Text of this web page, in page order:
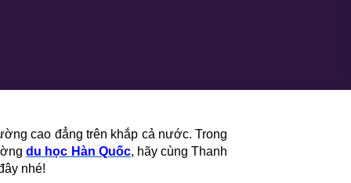
cao đẳng trên khắp cả nước. Trong
du học Hàn Quốc, hãy cùng Thanh
nhé!